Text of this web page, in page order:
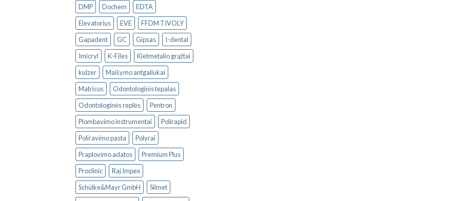
DMP
Dochem
EDTA
Elevatorius
EVE
FFDM TIVOLY
Gapadent
GC Gipsas
I-dental
Imicryl
K-Files
Kietmetalio grąžtai
kulzer
Maišymo antgaliukai
Matricos
Odontologinis tepalas
Odontologinės replės
Pentron
Plombavimo instrumentai
Polirapid
Poliravimo pasta
Polyrai
Praplovimo adatos
Premium Plus
Proclinic
Raj Impex
Schülke&Mayr GmbH
Silmet